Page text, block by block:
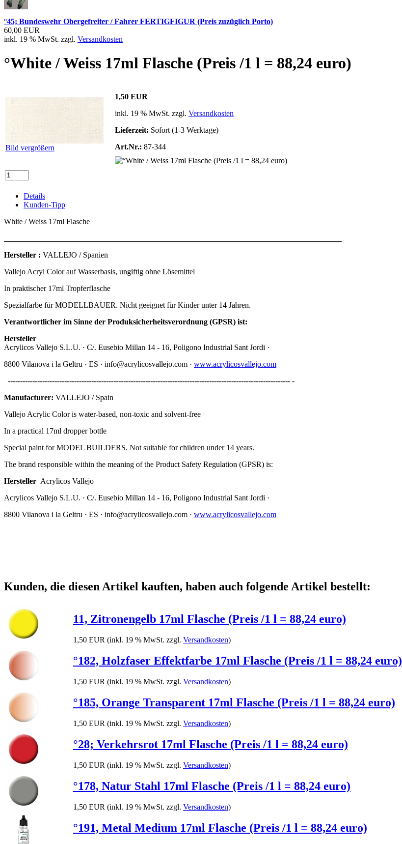
°45; Bundeswehr Obergefreiter / Fahrer FERTIGFIGUR (Preis zuzüglich Porto)
60,00 EUR
inkl. 19 % MwSt. zzgl. Versandkosten
°White / Weiss 17ml Flasche (Preis /1 l = 88,24 euro)
Bild vergrößern
1,50 EUR
inkl. 19 % MwSt. zzgl. Versandkosten
Lieferzeit: Sofort (1-3 Werktage)
Art.Nr.: 87-344
Details
Kunden-Tipp
White / Weiss 17ml Flasche
Hersteller : VALLEJO / Spanien
Vallejo Acryl Color auf Wasserbasis, ungiftig ohne Lösemittel
In praktischer 17ml Tropferflasche
Spezialfarbe für MODELLBAUER. Nicht geeignet für Kinder unter 14 Jahren.
Verantwortlicher im Sinne der Produksicherheitsverordnung (GPSR) ist:
Hersteller
Acrylicos Vallejo S.L.U. · C/. Eusebio Millan 14 - 16, Poligono Industrial Sant Jordi ·
8800 Vilanova i la Geltru · ES · info@acrylicosvallejo.com · www.acrylicosvallejo.com
------------------------------------------------------------------------------------------------------------------- -
Manufacturer: VALLEJO / Spain
Vallejo Acrylic Color is water-based, non-toxic and solvent-free
In a practical 17ml dropper bottle
Special paint for MODEL BUILDERS. Not suitable for children under 14 years.
The brand responsible within the meaning of the Product Safety Regulation (GPSR) is:
Hersteller Acrylicos Vallejo
Acrylicos Vallejo S.L.U. · C/. Eusebio Millan 14 - 16, Poligono Industrial Sant Jordi ·
8800 Vilanova i la Geltru · ES · info@acrylicosvallejo.com · www.acrylicosvallejo.com
Kunden, die diesen Artikel kauften, haben auch folgende Artikel bestellt:
11, Zitronengelb 17ml Flasche (Preis /1 l = 88,24 euro)
1,50 EUR (inkl. 19 % MwSt. zzgl. Versandkosten)
°182, Holzfaser Effektfarbe 17ml Flasche (Preis /1 l = 88,24 euro)
1,50 EUR (inkl. 19 % MwSt. zzgl. Versandkosten)
°185, Orange Transparent 17ml Flasche (Preis /1 l = 88,24 euro)
1,50 EUR (inkl. 19 % MwSt. zzgl. Versandkosten)
°28; Verkehrsrot 17ml Flasche (Preis /1 l = 88,24 euro)
1,50 EUR (inkl. 19 % MwSt. zzgl. Versandkosten)
°178, Natur Stahl 17ml Flasche (Preis /1 l = 88,24 euro)
1,50 EUR (inkl. 19 % MwSt. zzgl. Versandkosten)
°191, Metal Medium 17ml Flasche (Preis /1 l = 88,24 euro)